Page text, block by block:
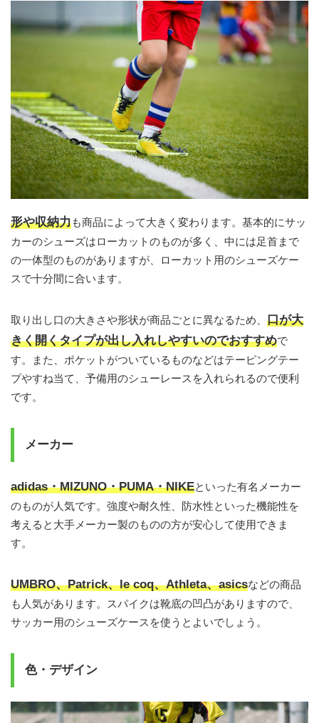
形や収納力も商品によって大きく変わります。基本的にサッ
カーのシューズはローカットのものが多く、中には足首まで
の一体型のものがありますが、ローカット用のシューズケー
スで十分間に合います。
取り出し口の大きさや形状が商品ごとに異なるため、 口が大
きく開くタイプが出し入れしやすいのでおすすめで
す。また、ポケットがついているものなどはテーピングテー
プやすね当て、予備用のシューレースを入れられるので便利
です。
メーカー
adidas・MIZUNO・PUMA・NIKEといった有名メーカー
のものが人気です。強度や耐久性、防水性といった機能性を
考えると大手メーカー製のものの方が安心して使用できま
す。
UMBRO、Patrick、le coq、Athleta、asicsなどの商品
も人気があります。スパイクは靴底の凹凸がありますので、
サッカー用のシューズケースを使うとよいでしょう。
色・デザイン